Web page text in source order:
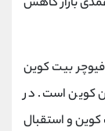
یکی دیگر از مزایای افزایش حجم معاملات ETF فیوچر بیت کوین
کوین است. در
کوین و استقبال